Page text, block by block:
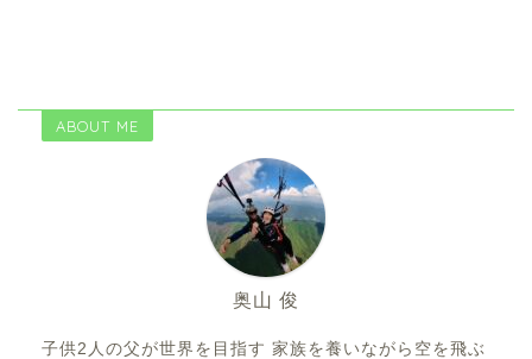
ABOUT ME
奥山 俊
子供2人の父が世界を目指す 家族を養いながら空を飛ぶ